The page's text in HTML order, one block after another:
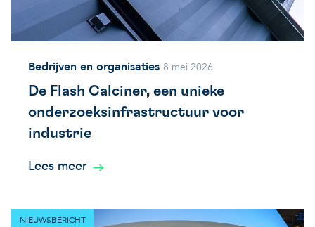
Bedrijven en organisaties 8 mei 2026
De Flash Calciner, een unieke
onderzoeksinfrastructuur voor
industrie
Lees meer
NIEUWSBERICHT